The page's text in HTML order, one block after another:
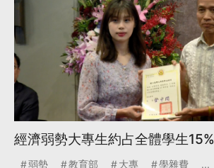
經濟弱勢大專生約占全體學生15%
弱勢 教育部 大專 學雜費 ...